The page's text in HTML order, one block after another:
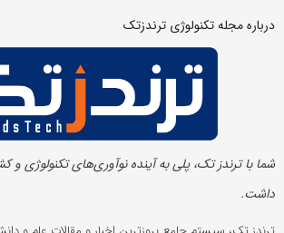
درباره مجله تکنولوژی ترندزتک
شما با ترندز تک، پلی به آینده‌ نوآوری‌های تکنولوژی
داشت.